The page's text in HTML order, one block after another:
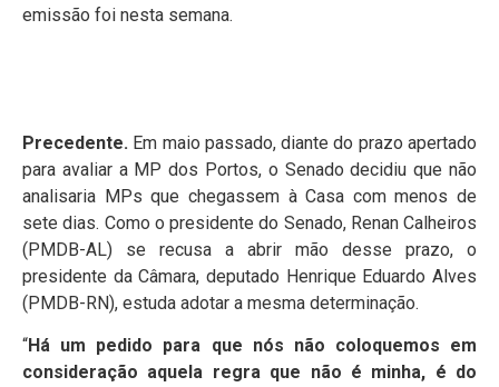
emissão foi nesta semana.
Precedente. Em maio passado, diante do prazo apertado
para avaliar a MP dos Portos, o Senado decidiu que não
analisaria MPs que chegassem à Casa com menos de
sete dias. Como o presidente do Senado, Renan Calheiros
(PMDB-AL) se recusa a abrir mão desse prazo, o
presidente da Câmara, deputado Henrique Eduardo Alves
(PMDB-RN), estuda adotar a mesma determinação.
“Há um pedido para que nós não coloquemos em
consideração aquela regra que não é minha, é do